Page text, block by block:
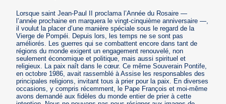
Lorsque saint Jean-Paul II proclama l’Année du Rosaire —
l’année prochaine en marquera le vingt-cinquième anniversaire —,
il voulut la placer d’une manière spéciale sous le regard de la
Vierge de Pompéi. Depuis lors, les temps ne se sont pas
améliorés. Les guerres qui se combattent encore dans tant de
régions du monde exigent un engagement renouvelé, non
seulement économique et politique, mais aussi spirituel et
religieux. La paix naît dans le cœur. Ce même Souverain Pontife,
en octobre 1986, avait rassemblé à Assise les responsables des
principales religions, invitant tous à prier pour la paix. En diverses
occasions, y compris récemment, le Pape François et moi-même
avons demandé aux fidèles du monde entier de prier à cette